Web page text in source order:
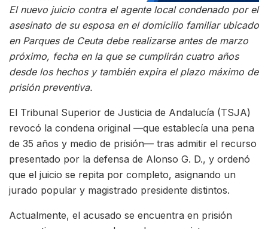
El nuevo juicio contra el agente local condenado por el
asesinato de su esposa en el domicilio familiar ubicado
en Parques de Ceuta debe realizarse antes de marzo
próximo, fecha en la que se cumplirán cuatro años
desde los hechos y también expira el plazo máximo de
prisión preventiva.
El Tribunal Superior de Justicia de Andalucía (TSJA)
revocó la condena original —que establecía una pena
de 35 años y medio de prisión— tras admitir el recurso
presentado por la defensa de Alonso G. D., y ordenó
que el juicio se repita por completo, asignando un
jurado popular y magistrado presidente distintos.
Actualmente, el acusado se encuentra en prisión